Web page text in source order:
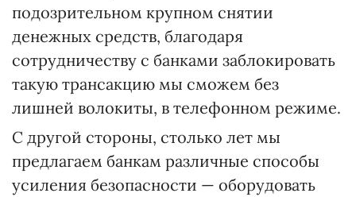
подозрительном крупном снятии
денежных средств, благодаря
сотрудничеству с банками заблокировать
такую трансакцию мы сможем без
лишней волокиты, в телефонном режиме.
С другой стороны, столько лет мы
предлагаем банкам различные способы
усиления безопасности — оборудовать